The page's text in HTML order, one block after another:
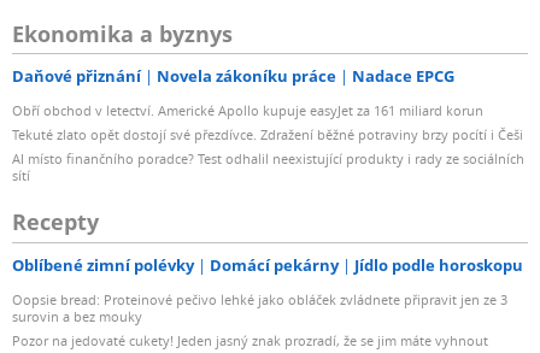
Ekonomika a byznys
Daňové přiznání Novela zákoníku práce Nadace EPCG
Obří obchod v letectví. Americké Apollo kupuje easyJet za 161 miliard korun
Tekuté zlato opět dostojí své přezdívce. Zdražení běžné potraviny brzy pocítí i Češi
AI místo finančního poradce? Test odhalil neexistující produkty i rady ze sociálních
sítí
Recepty
Oblíbené zimní polévky Domácí pekárny Jídlo podle horoskopu
Oopsie bread: Proteinové pečivo lehké jako obláček zvládnete připravit jen ze 3
surovin a bez mouky
Pozor na jedovaté cukety! Jeden jasný znak prozradí, že se jim máte vyhnout